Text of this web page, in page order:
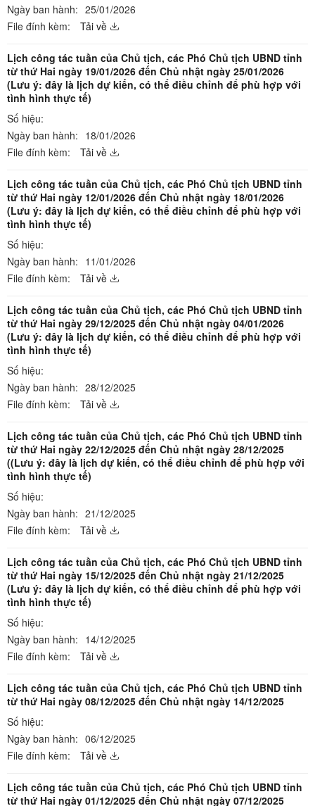
Ngày ban hành: 25/01/2026
File đính kèm:
Tải về
Lịch công tác tuần của Chủ tịch, các Phó Chủ tịch UBND tỉnh
từ thứ Hai ngày 19/01/2026 đến Chủ nhật ngày 25/01/2026
(Lưu ý: đây là lịch dự kiến, có thể điều chỉnh để phù hợp với
tình hình thực tế)
Số hiệu:
Ngày ban hành: 18/01/2026
File đính kèm:
Tải về
Lịch công tác tuần của Chủ tịch, các Phó Chủ tịch UBND tỉnh
từ thứ Hai ngày 12/01/2026 đến Chủ nhật ngày 18/01/2026
(Lưu ý: đây là lịch dự kiến, có thể điều chỉnh để phù hợp với
tình hình thực tế)
Số hiệu:
Ngày ban hành: 11/01/2026
File đính kèm:
Tải về
Lịch công tác tuần của Chủ tịch, các Phó Chủ tịch UBND tỉnh
từ thứ Hai ngày 29/12/2025 đến Chủ nhật ngày 04/01/2026
(Lưu ý: đây là lịch dự kiến, có thể điều chỉnh để phù hợp với
tình hình thực tế)
Số hiệu:
Ngày ban hành: 28/12/2025
File đính kèm:
Tải về
Lịch công tác tuần của Chủ tịch, các Phó Chủ tịch UBND tỉnh
từ thứ Hai ngày 22/12/2025 đến Chủ nhật ngày 28/12/2025
((Lưu ý: đây là lịch dự kiến, có thể điều chỉnh để phù hợp với
tình hình thực tế)
Số hiệu:
Ngày ban hành: 21/12/2025
File đính kèm:
Tải về
Lịch công tác tuần của Chủ tịch, các Phó Chủ tịch UBND tỉnh
từ thứ Hai ngày 15/12/2025 đến Chủ nhật ngày 21/12/2025
(Lưu ý: đây là lịch dự kiến, có thể điều chỉnh để phù hợp với
tình hình thực tế)
Số hiệu:
Ngày ban hành: 14/12/2025
File đính kèm:
Tải về
Lịch công tác tuần của Chủ tịch, các Phó Chủ tịch UBND tỉnh
từ thứ Hai ngày 08/12/2025 đến Chủ nhật ngày 14/12/2025
Số hiệu:
Ngày ban hành: 06/12/2025
File đính kèm:
Tải về
Lịch công tác tuần của Chủ tịch, các Phó Chủ tịch UBND tỉnh
từ thứ Hai ngày 01/12/2025 đến Chủ nhật ngày 07/12/2025